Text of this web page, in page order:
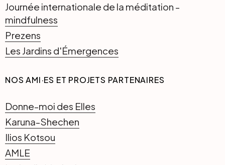
Journée internationale de la méditation -
mindfulness
Prezens
Les Jardins d'Émergences
NOS AMI·ES ET PROJETS PARTENAIRES
Donne-moi des Elles
Karuna-Shechen
Ilios Kotsou
AMLE